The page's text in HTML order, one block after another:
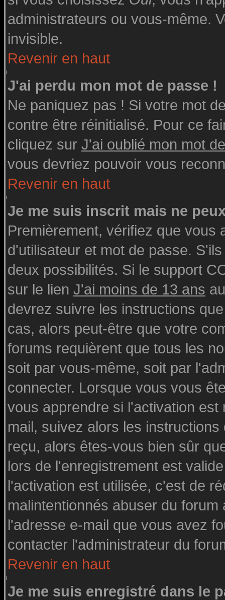
administrateurs ou vous-même.
invisible.
Revenir en haut
J'ai perdu mon mot de passe !
Ne paniquez pas ! Si votre mot
contre être réinitialisé. Pour ce
cliquez sur J'ai oublié mon mot
vous devriez pouvoir vous
Revenir en haut
Je me suis inscrit mais ne
Premièrement, vérifiez que
d'utilisateur et mot de passe.
deux possibilités. Si le support
sur le lien J'ai moins de 13 ans
devrez suivre les instructions
cas, alors peut-être que votre
forums requièrent que tous les
soit par vous-même, soit par
connecter. Lorsque vous vous
vous apprendre si l'activation
mail, suivez alors les
reçu, alors êtes-vous bien sûr
lors de l'enregistrement est
l'activation est utilisée, c'est de
malintentionnés abuser du
l'adresse e-mail que vous avez
contacter l'administrateur du
Revenir en haut
Je me suis enregistré dans le